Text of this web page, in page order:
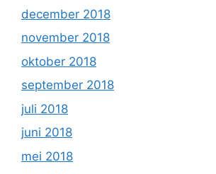
december 2018
november 2018
oktober 2018
september 2018
juli 2018
juni 2018
mei 2018